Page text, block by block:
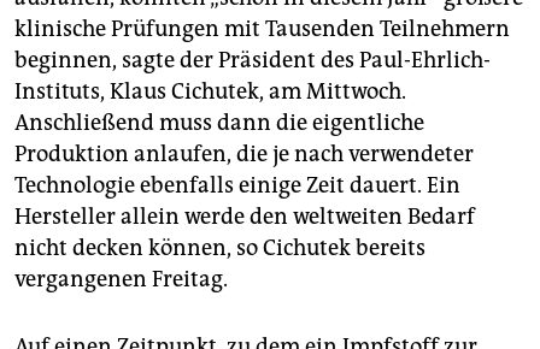
klinische Prüfungen mit Tausenden Teilnehmern
beginnen, sagte der Präsident des Paul-Ehrlich-
Instituts, Klaus Cichutek, am Mittwoch.
Anschließend muss dann die eigentliche
Produktion anlaufen, die je nach verwendeter
Technologie ebenfalls einige Zeit dauert. Ein
Hersteller allein werde den weltweiten Bedarf
nicht decken können, so Cichutek bereits
vergangenen Freitag.